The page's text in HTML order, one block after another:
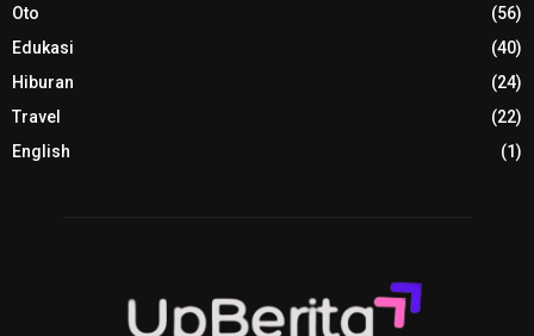
Oto
(56)
Edukasi
(40)
Hiburan
(24)
Travel
(22)
English
(1)